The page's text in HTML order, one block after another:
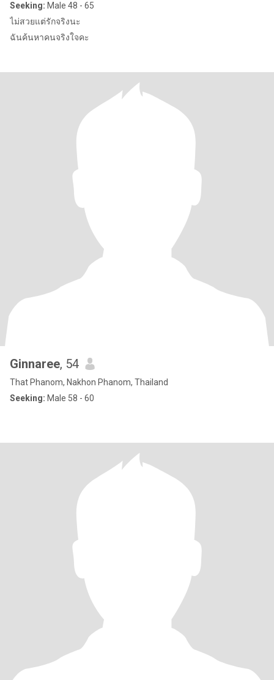
Seeking: Male 48 - 65
ไม่สวยแต่รักจริงนะ
ฉันค้นหาคนจริงใจคะ
Ginnaree, 54
That Phanom, Nakhon Phanom, Thailand
Seeking: Male 58 - 60